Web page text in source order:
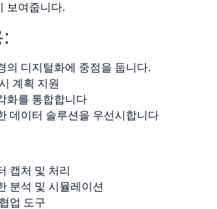
보여줍니다.
의 디지털화에 중점을 둡니다.
계획 지원
화를 통합합니다
데이터 솔루션을 우선시합니다
캡처 및 처리
분석 및 시뮬레이션
업 도구